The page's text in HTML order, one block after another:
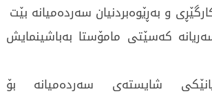
و بەڕێوەبردنیان سەردەمیانە بێت
كەسێتی مامۆستا بەباشینمایش
شایستەی سەردەمیانە بۆ